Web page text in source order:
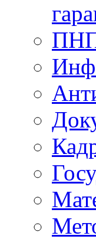
ПНП